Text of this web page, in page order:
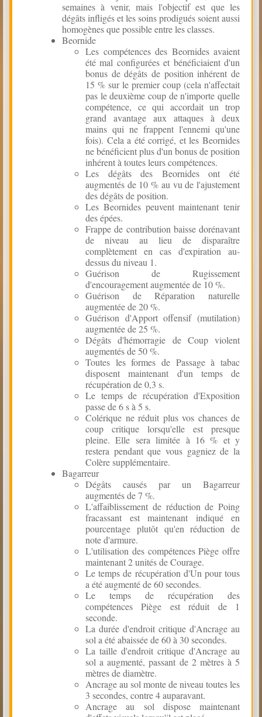
semaines à venir, mais l'objectif est que les
dégâts infligés et les soins prodigués soient aussi
homogènes que possible entre les classes.
Beornide
Les compétences des Beornides avaient
été mal configurées et bénéficiaient d'un
bonus de dégâts de position inhérent de
15 % sur le premier coup (cela n'affectait
pas le deuxième coup de n'importe quelle
compétence, ce qui accordait un trop
grand avantage aux attaques à deux
mains qui ne frappent l'ennemi qu'une
fois). Cela a été corrigé, et les Beornides
ne bénéficient plus d'un bonus de position
inhérent à toutes leurs compétences.
Les dégâts des Beornides ont été
augmentés de 10 % au vu de l'ajustement
des dégâts de position.
Les Beornides peuvent maintenant tenir
des épées.
Frappe de contribution baisse dorénavant
de niveau au lieu de disparaître
complètement en cas d'expiration au-
dessus du niveau 1.
Guérison de Rugissement
d'encouragement augmentée de 10 %.
Guérison de Réparation naturelle
augmentée de 20 %.
Guérison d'Apport offensif (mutilation)
augmentée de 25 %.
Dégâts d'hémorragie de Coup violent
augmentés de 50 %.
Toutes les formes de Passage à tabac
disposent maintenant d'un temps de
récupération de 0,3 s.
Le temps de récupération d'Exposition
passe de 6 s à 5 s.
Colérique ne réduit plus vos chances de
coup critique lorsqu'elle est presque
pleine. Elle sera limitée à 16 % et y
restera pendant que vous gagniez de la
Colère supplémentaire.
Bagarreur
Dégâts causés par un Bagarreur
augmentés de 7 %.
L'affaiblissement de réduction de Poing
fracassant est maintenant indiqué en
pourcentage plutôt qu'en réduction de
note d'armure.
L'utilisation des compétences Piège offre
maintenant 2 unités de Courage.
Le temps de récupération d'Un pour tous
a été augmenté de 60 secondes.
Le temps de récupération des
compétences Piège est réduit de 1
seconde.
La durée d'endroit critique d'Ancrage au
sol a été abaissée de 60 à 30 secondes.
La taille d'endroit critique d'Ancrage au
sol a augmenté, passant de 2 mètres à 5
mètres de diamètre.
Ancrage au sol monte de niveau toutes les
3 secondes, contre 4 auparavant.
Ancrage au sol dispose maintenant